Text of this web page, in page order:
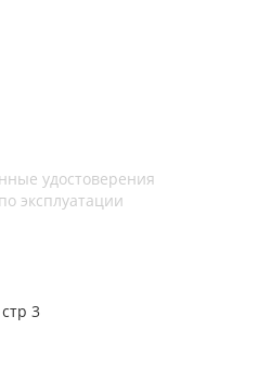
удостоверения
эксплуатации
3